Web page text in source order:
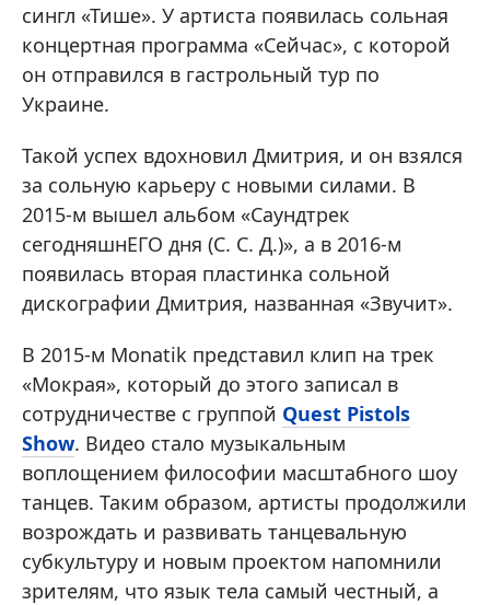
сингл «Тише». У артиста появилась сольная
концертная программа «Сейчас», с которой
он отправился в гастрольный тур по
Украине.
Такой успех вдохновил Дмитрия, и он взялся
за сольную карьеру с новыми силами. В
2015-м вышел альбом «Саундтрек
сегодняшнЕГО дня (С. С. Д.)», а в 2016-м
появилась вторая пластинка сольной
дискографии Дмитрия, названная «Звучит».
В 2015-м Monatik представил клип на трек
«Мокрая», который до этого записал в
сотрудничестве с группой Quest Pistols
Show. Видео стало музыкальным
воплощением философии масштабного шоу
танцев. Таким образом, артисты продолжили
возрождать и развивать танцевальную
субкультуру и новым проектом напомнили
зрителям, что язык тела самый честный, а